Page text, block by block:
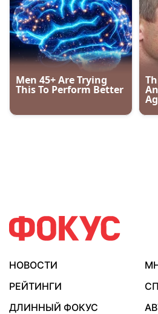
НОВОСТИ
РЕЙТИНГИ
ДЛИННЫЙ ФОКУС